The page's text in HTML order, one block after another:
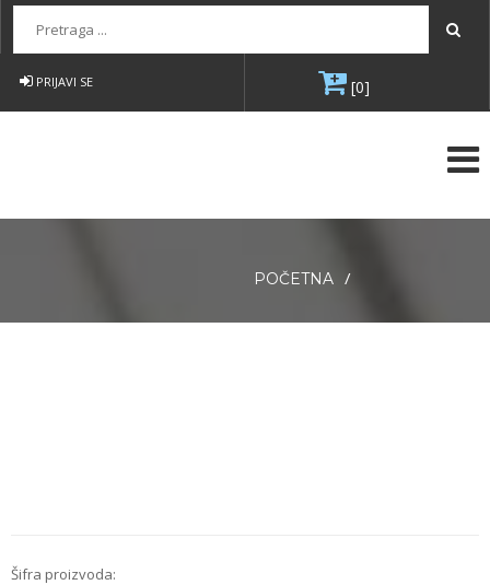
PRIJAVI SE [0]
POČETNA /
Šifra proizvoda: